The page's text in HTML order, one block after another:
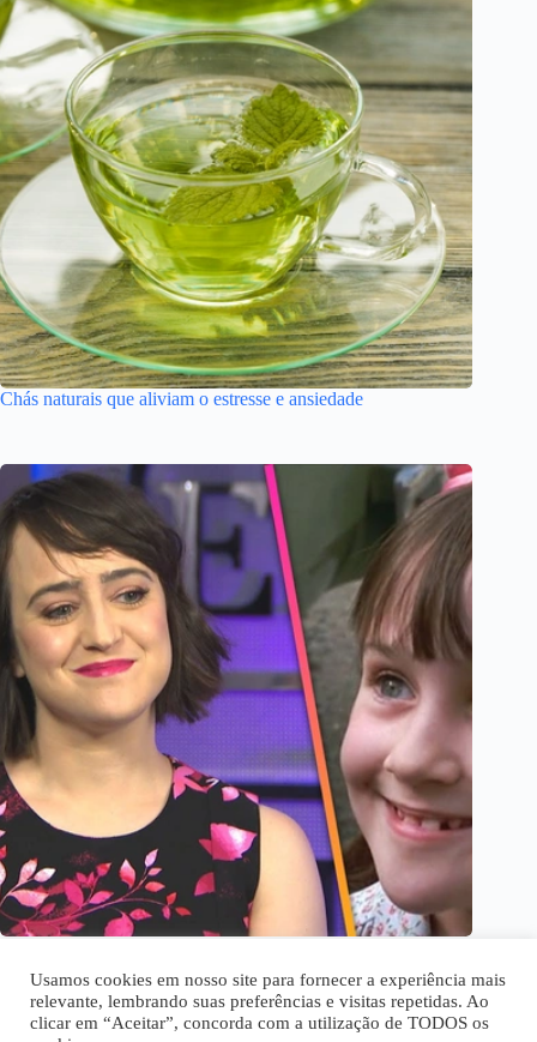
Chás naturais que aliviam o estresse e ansiedade
Usamos cookies em nosso site para fornecer a experiência mais
relevante, lembrando suas preferências e visitas repetidas. Ao
clicar em “Aceitar”, concorda com a utilização de TODOS os